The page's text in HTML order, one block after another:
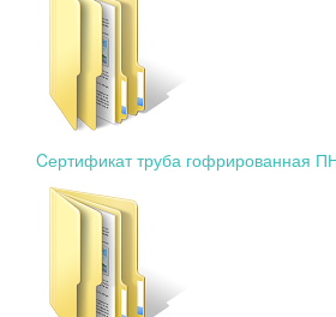
Cертификат труба гофрированная